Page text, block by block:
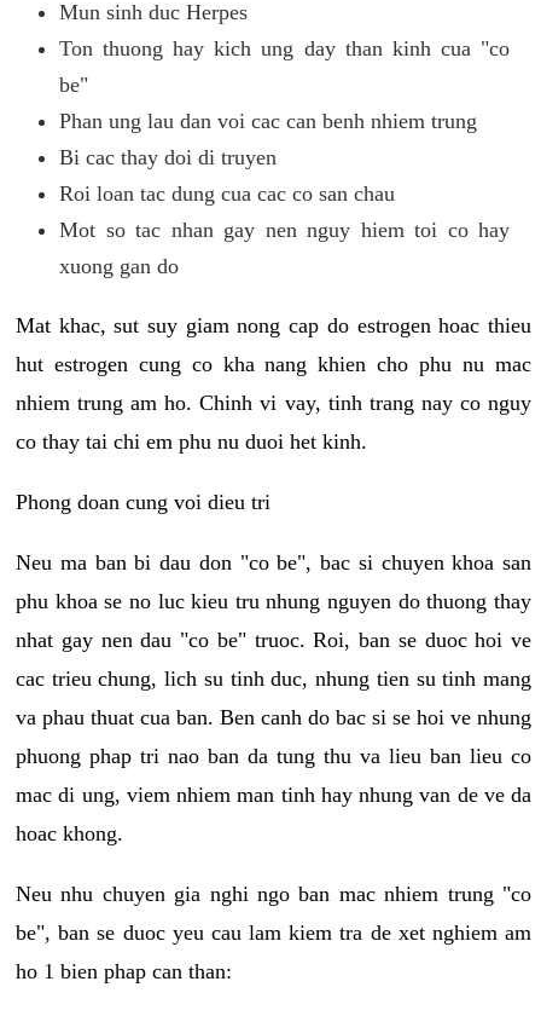
Mun sinh duc Herpes
Ton thuong hay kich ung day than kinh cua "co
be"
Phan ung lau dan voi cac can benh nhiem trung
Bi cac thay doi di truyen
Roi loan tac dung cua cac co san chau
Mot so tac nhan gay nen nguy hiem toi co hay
xuong gan do
Mat khac, sut suy giam nong cap do estrogen hoac thieu
hut estrogen cung co kha nang khien cho phu nu mac
nhiem trung am ho. Chinh vi vay, tinh trang nay co nguy
co thay tai chi em phu nu duoi het kinh.
Phong doan cung voi dieu tri
Neu ma ban bi dau don "co be", bac si chuyen khoa san
phu khoa se no luc kieu tru nhung nguyen do thuong thay
nhat gay nen dau "co be" truoc. Roi, ban se duoc hoi ve
cac trieu chung, lich su tinh duc, nhung tien su tinh mang
va phau thuat cua ban. Ben canh do bac si se hoi ve nhung
phuong phap tri nao ban da tung thu va lieu ban lieu co
mac di ung, viem nhiem man tinh hay nhung van de ve da
hoac khong.
Neu nhu chuyen gia nghi ngo ban mac nhiem trung "co
be", ban se duoc yeu cau lam kiem tra de xet nghiem am
ho 1 bien phap can than: